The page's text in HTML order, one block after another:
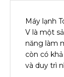
Máy lạnh
V là một
năng làm
còn có
và duy trì